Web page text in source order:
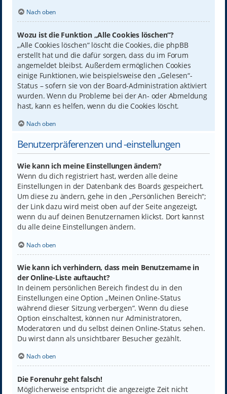
Nach oben
Wozu ist die Funktion „Alle Cookies löschen“?
„Alle Cookies löschen“ löscht die Cookies, die phpBB
erstellt hat und die dafür sorgen, dass du im Forum
angemeldet bleibst. Außerdem ermöglichen Cookies
einige Funktionen, wie beispielsweise den „Gelesen“-
Status – sofern sie von der Board-Administration aktiviert
wurden. Wenn du Probleme bei der An- oder Abmeldung
hast, kann es helfen, wenn du die Cookies löscht.
Nach oben
Benutzerpräferenzen und -einstellungen
Wie kann ich meine Einstellungen ändern?
Wenn du dich registriert hast, werden alle deine
Einstellungen in der Datenbank des Boards gespeichert.
Um diese zu ändern, gehe in den „Persönlichen Bereich“;
der Link dazu wird meist oben auf der Seite angezeigt,
wenn du auf deinen Benutzernamen klickst. Dort kannst
du alle deine Einstellungen ändern.
Nach oben
Wie kann ich verhindern, dass mein Benutzername in
der Online-Liste auftaucht?
In deinem persönlichen Bereich findest du in den
Einstellungen eine Option „Meinen Online-Status
während dieser Sitzung verbergen“. Wenn du diese
Option einschaltest, können nur Administratoren,
Moderatoren und du selbst deinen Online-Status sehen.
Du wirst dann als unsichtbarer Besucher gezählt.
Nach oben
Die Forenuhr geht falsch!
Möglicherweise entspricht die angezeigte Zeit nicht